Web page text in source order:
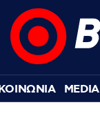
MEDIA